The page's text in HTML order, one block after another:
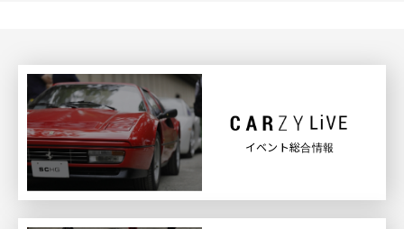
イベント総合情報